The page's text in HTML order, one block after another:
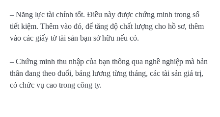
– Năng lực tài chính tốt. Điều này được chứng minh trong sổ
tiết kiệm. Thêm vào đó, để tăng độ chất lượng cho hồ sơ, thêm
vào các giấy tờ tài sản bạn sở hữu nếu có.
– Chứng minh thu nhập của bạn thông qua nghề nghiệp mà bản
thân đang theo đuổi, bảng lương từng tháng, các tài sản giá trị,
có chức vụ cao trong công ty.